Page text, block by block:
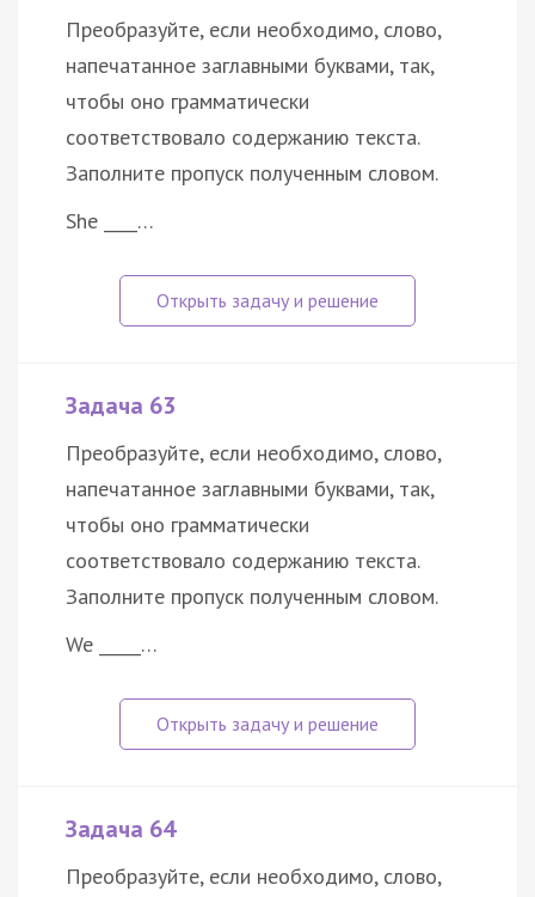
Преобразуйте, если необходимо, слово,
напечатанное заглавными буквами, так,
чтобы оно грамматически
соответствовало содержанию текста.
Заполните пропуск полученным словом.
She ____…
Задача 63
Преобразуйте, если необходимо, слово,
напечатанное заглавными буквами, так,
чтобы оно грамматически
соответствовало содержанию текста.
Заполните пропуск полученным словом.
We _____…
Задача 64
Преобразуйте, если необходимо, слово,